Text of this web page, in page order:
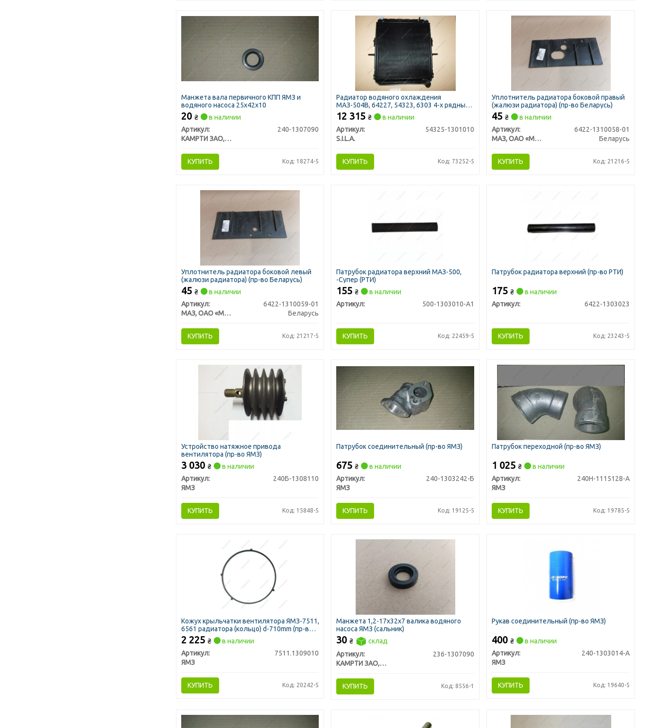
Манжета вала первичного КПП ЯМЗ и
водяного насоса 25х42х10
20 ₴
в наличии
Артикул:
240-1307090
КАМРТИ ЗАО, г.Балаково
КУПИТЬ Код: 18274-5
Радиатор водяного охлаждения
МАЗ-504В, 64227, 54323, 6303 4-х рядный
AL-TECH линейка (пр-во S.I.L.A. AC)
12 315₴
в наличии
Артикул:
54325-1301010
S.I.L.A.
КУПИТЬ Код: 73252-5
Уплотнитель радиатора боковой правый
(жалюзи радиатора) (пр-во Беларусь)
45₴
в наличии
Артикул:
6422-1310058-01
МАЗ, ОАО «Минский автомобильный завод»
Беларусь
КУПИТЬ Код: 21216-5
Уплотнитель радиатора боковой левый
(жалюзи радиатора) (пр-во Беларусь)
45 ₴
в наличии
Артикул:
6422-1310059-01
МАЗ, ОАО «Минский автомобильный завод»
Беларусь
КУПИТЬ Код: 21217-5
Патрубок радиатора верхний МАЗ-500,
-Супер (РТИ)
155₴
в наличии
Артикул:
500-1303010-А1
КУПИТЬ Код: 22459-5
Патрубок радиатора верхний (пр-во РТИ)
175₴
в наличии
Артикул:
6422-1303023
КУПИТЬ Код: 23243-5
Устройство натяжное привода
вентилятора (пр-во ЯМЗ)
3 030 ₴
в наличии
Артикул:
240Б-1308110
ЯМЗ
КУПИТЬ Код: 15848-5
Патрубок соединительный (пр-во ЯМЗ)
675₴
в наличии
Артикул:
240-1303242-Б
ЯМЗ
КУПИТЬ Код: 19125-5
Патрубок переходной (пр-во ЯМЗ)
1 025₴
в наличии
Артикул:
240Н-1115128-А
ЯМЗ
КУПИТЬ Код: 19785-5
Кожух крыльчатки вентилятора ЯМЗ-7511,
6561 радиатора (кольцо) d-710mm (пр-во
ЯМЗ)
2 225 ₴
в наличии
Артикул:
7511.1309010
ЯМЗ
КУПИТЬ Код: 20242-5
Манжета 1,2-17х32х7 валика водяного
насоса ЯМЗ (сальник)
30₴
склад
Артикул:
236-1307090
КАМРТИ ЗАО, г.Балаково
КУПИТЬ Код: 8556-1
Рукав соединительный (пр-во ЯМЗ)
400₴
в наличии
Артикул:
240-1303014-А
ЯМЗ
КУПИТЬ Код: 19640-5